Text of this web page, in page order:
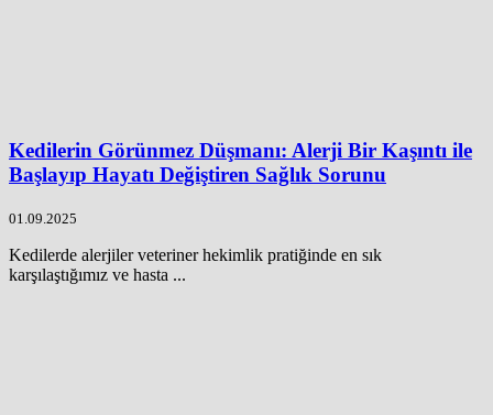
Kedilerin Görünmez Düşmanı: Alerji Bir Kaşıntı ile
Başlayıp Hayatı Değiştiren Sağlık Sorunu
01.09.2025
Kedilerde alerjiler veteriner hekimlik pratiğinde en sık
karşılaştığımız ve hasta ...